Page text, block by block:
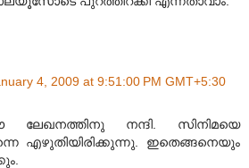
4, 2009 at 9:51:00 PM GMT+5:30
ലേഖനത്തിനു നന്ദി. സിനിമയെ
എഴുതിയിരിക്കുന്നു. ഇതെങ്ങനെയും